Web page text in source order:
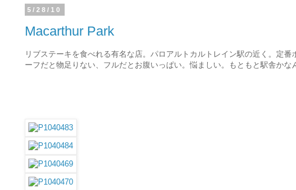
5/28/10
Macarthur Park
リブステーキを食べれる有名な店。パロアルトカルトレイン駅の近く。定
ーフだと物足りない、フルだとお腹いっぱい。悩ましい。もともと駅舎か